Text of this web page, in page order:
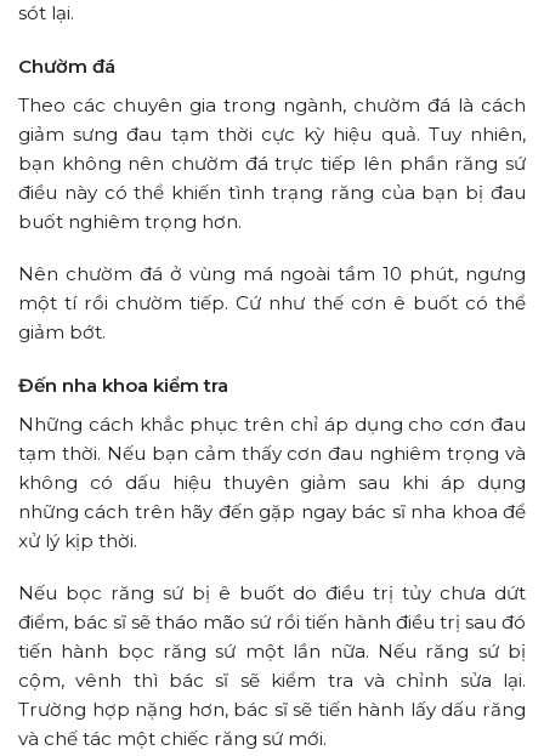
sót lại.
Chườm đá
Theo các chuyên gia trong ngành, chườm đá là cách
giảm sưng đau tạm thời cực kỳ hiệu quả. Tuy nhiên,
bạn không nên chườm đá trực tiếp lên phần răng sứ
điều này có thể khiến tình trạng răng của bạn bị đau
buốt nghiêm trọng hơn.
Nên chườm đá ở vùng má ngoài tầm 10 phút, ngưng
một tí rồi chườm tiếp. Cứ như thế cơn ê buốt có thể
giảm bớt.
Đến nha khoa kiểm tra
Những cách khắc phục trên chỉ áp dụng cho cơn đau
tạm thời. Nếu bạn cảm thấy cơn đau nghiêm trọng và
không có dấu hiệu thuyên giảm sau khi áp dụng
những cách trên hãy đến gặp ngay bác sĩ nha khoa để
xử lý kịp thời.
Nếu bọc răng sứ bị ê buốt do điều trị tủy chưa dứt
điểm, bác sĩ sẽ tháo mão sứ rồi tiến hành điều trị sau đó
tiến hành bọc răng sứ một lần nữa. Nếu răng sứ bị
cộm, vênh thì bác sĩ sẽ kiểm tra và chỉnh sửa lại.
Trường hợp nặng hơn, bác sĩ sẽ tiến hành lấy dấu răng
và chế tác một chiếc răng sứ mới.